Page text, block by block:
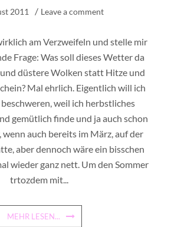
2011 Leave a comment
am Verzweifeln und stelle mir
Frage: Was soll dieses Wetter da
düstere Wolken statt Hitze und
Mal ehrlich. Eigentlich will ich
weil ich herbstliches
gemütlich finde und ja auch schon
wenn auch bereits im März, auf der
aber dennoch wäre ein bisschen
wieder ganz nett. Um den Sommer
trtozdem mit...
MEHR LESEN...